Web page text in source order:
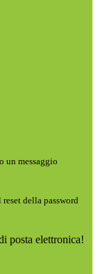
un messaggio
della password
posta elettronica!